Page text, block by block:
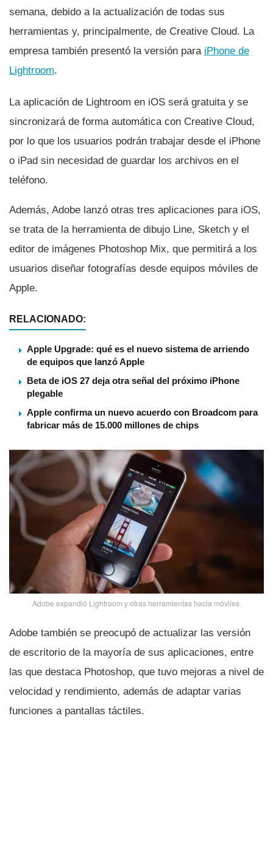
semana, debido a la actualización de todas sus
herramientas y, principalmente, de Creative Cloud. La
empresa también presentó la versión para iPhone de
Lightroom.
La aplicación de Lightroom en iOS será gratuita y se
sincronizará de forma automática con Creative Cloud,
por lo que los usuarios podrán trabajar desde el iPhone
o iPad sin necesidad de guardar los archivos en el
teléfono.
Además, Adobe lanzó otras tres aplicaciones para iOS,
se trata de la herramienta de dibujo Line, Sketch y el
editor de imágenes Photoshop Mix, que permitirá a los
usuarios diseñar fotografí­as desde equipos móviles de
Apple.
RELACIONADO:
Apple Upgrade: qué es el nuevo sistema de arriendo
de equipos que lanzó Apple
Beta de iOS 27 deja otra señal del próximo iPhone
plegable
Apple confirma un nuevo acuerdo con Broadcom para
fabricar más de 15.000 millones de chips
Adobe expandió Lightroom y otras herramientas hacia móviles.
Adobe también se preocupó de actualizar las versión
de escritorio de la mayorí­a de sus aplicaciones, entre
las que destaca Photoshop, que tuvo mejoras a nivel de
velocidad y rendimiento, además de adaptar varias
funciones a pantallas táctiles.